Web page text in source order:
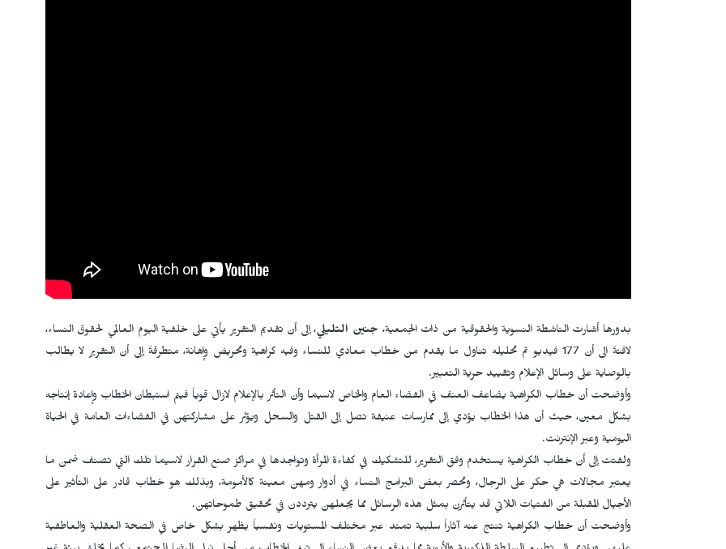
بدورها أشارت الناشطة النسوية والحقوقية من ذات الجمعية، جنين التليلي، إلى أن تقديم التقرير يأتي على خلفية اليوم العالمي لحقوق النساء،
لافتةً الى أن 177 فيديو تم تحليله تناول ما يقدم من خطاب معادي للنساء وفيه كراهية وتحريض وإهانة، متطرقةً إلى أن التقرير لا يطالب
بالوصاية على وسائل الإعلام وتقييد حرية التعبير.
وأوضحت أن خطاب الكراهية يضاعف العنف في الفضاء العام والخاص لاسيما وأن التأثر بالإعلام لازال قوياً فيتم استبطان الخطاب وإعادة إنتاجه
بشكل معين، حيث أن هذا الخطاب يؤدي إلى ممارسات عنيفة تصل إلى القتل والسحل ويؤثر على مشاركتهن في الفضاءات العامة في الحياة
اليومية وعبر الإنترنت.
ولفتت إلى أن خطاب الكراهية يستخدم وفق التقرير، للتشكيك في كفاءة المرأة وتواجدها في مراكز صنع القرار لاسيما تلك التي تصنف ضمن ما
يعتبر مجالات هي حكر على الرجال، وتحصر بعض البرامج النساء في أدوار ومهن معينة كالأمومة، وبذلك هو خطاب قادر على التأثير على
الأجيال المقبلة من الفتيات اللاتي قد يتأثرن بمثل هذه الرسائل مما يجعلهن يترددن في تحقيق طموحاتهن.
وأوضحت أن خطاب الكراهية تنتج عنه آثاراً سلبية تمتد عبر مختلف المستويات ونفسياً يظهر بشكل خاص في الصحة العقلية والعاطفية